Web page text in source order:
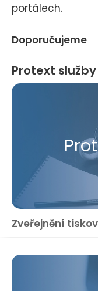
portálech.
Doporučujeme
Protext služby
Zveřejnění